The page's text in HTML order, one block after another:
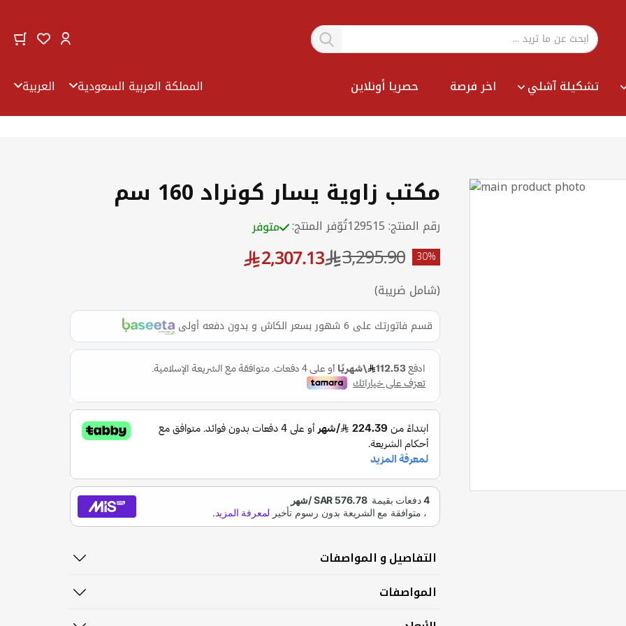
Change
تشكيلة آشلي اخر فرصة حصريا أونلاين المتجر
المملكة العربية السعودية language
العربية
مكتب زاوية يسار كونراد 160 سم
رقم المنتج 129515تُوّفر المنتج: متوفر
30%
2,307.13 3,295.90
شامل ضريبة
قسم فاتورتك على 6 شهور بسعر الكاش و بدون دفعه أولى
التفاصيل و المواصفات
المواصفات